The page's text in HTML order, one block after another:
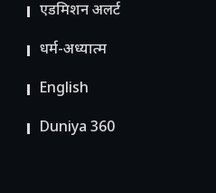
ए​डमिशन अलर्ट
धर्म-अध्यात्म
English
Duniya 360